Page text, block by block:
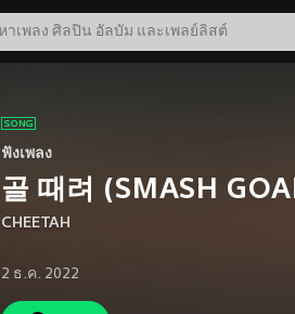
ฟังเพลง
골 때려 (SMASH
CHEETAH
2 ธ.ค. 2022